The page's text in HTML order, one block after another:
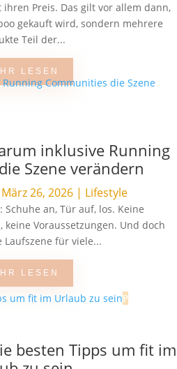
Preis. Das gilt vor allem dann,
gekauft wird, sondern mehrere
Teil der...
LESEN
inklusive Running
Szene verändern
März 26, 2026 | Lifestyle
an, Tür auf, los. Keine
Voraussetzungen. Und doch
für viele...
LESEN
besten Tipps um fit im